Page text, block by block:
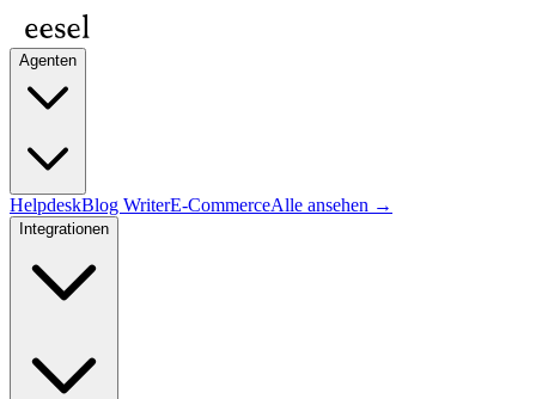
Agenten
HelpdeskBlog WriterE-CommerceAlle ansehen →
Integrationen